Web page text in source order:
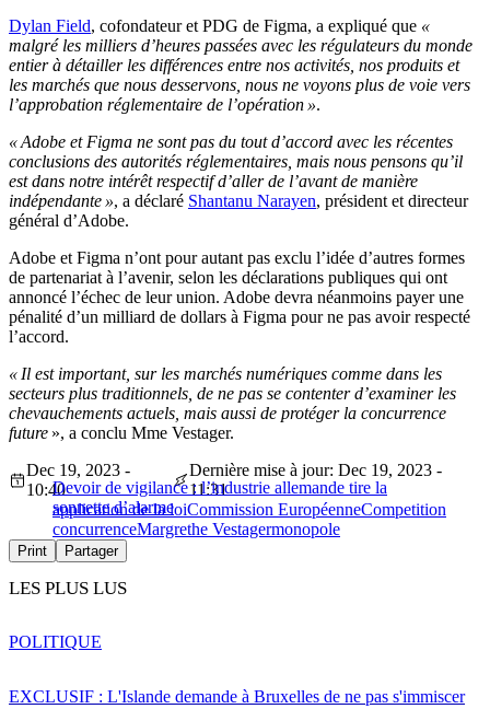
Dylan Field, cofondateur et PDG de Figma, a expliqué que «
malgré les milliers d’heures passées avec les régulateurs du monde
entier à détailler les différences entre nos activités, nos produits et
les marchés que nous desservons, nous ne voyons plus de voie vers
l’approbation réglementaire de l’opération ».
« Adobe et Figma ne sont pas du tout d’accord avec les récentes
conclusions des autorités réglementaires, mais nous pensons qu’il
est dans notre intérêt respectif d’aller de l’avant de manière
indépendante », a déclaré Shantanu Narayen, président et directeur
général d’Adobe.
Adobe et Figma n’ont pour autant pas exclu l’idée d’autres formes
de partenariat à l’avenir, selon les déclarations publiques qui ont
annoncé l’échec de leur union. Adobe devra néanmoins payer une
pénalité d’un milliard de dollars à Figma pour ne pas avoir respecté
l’accord.
« Il est important, sur les marchés numériques comme dans les
secteurs plus traditionnels, de ne pas se contenter d’examiner les
chevauchements actuels, mais aussi de protéger la concurrence
future », a conclu Mme Vestager.
Devoir de vigilance : l’industrie allemande tire la
sonnette d’alarme
Dec 19, 2023 -
10:40
Dernière mise à jour: Dec 19, 2023 -
11:31
application de la loiCommission EuropéenneCompetition
concurrenceMargrethe Vestagermonopole
Print Partager
LES PLUS LUS
EXCLUSIF : L'Islande demande à Bruxelles de ne pas s'immiscer
POLITIQUE